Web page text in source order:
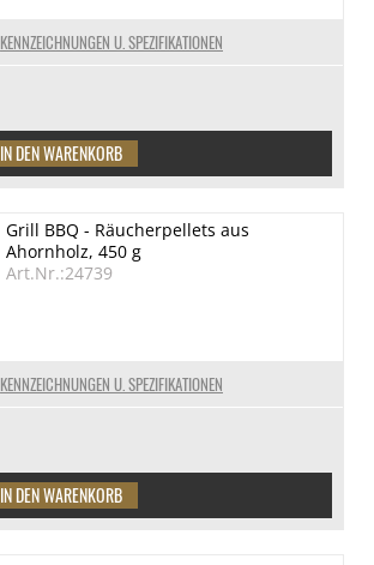
KENNZEICHNUNGEN U. SPEZIFIKATIONEN
KENNZEICHNUNGEN U. SPEZIFIKATIONEN
Grill BBQ - Räucherpellets aus
Ahornholz, 450 g
Art.Nr.:24739